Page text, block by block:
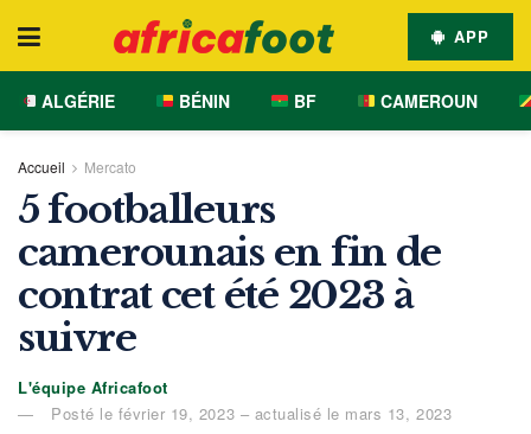
APP
ALGÉRIE BÉNIN BF CAMEROUN
Accueil Mercato
5 footballeurs
camerounais en fin de
contrat cet été 2023 à
suivre
L'équipe Africafoot
Posté le février 19, 2023 – actualisé le mars 13, 2023